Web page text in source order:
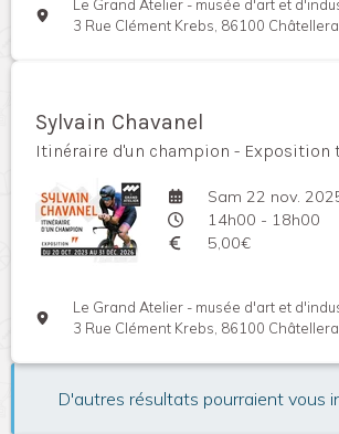
Le Grand Atelier - musée d'art et
3 Rue Clément Krebs, 86100
Sylvain Chavanel
Itinéraire d'un champion - Exposition
Sam 22 nov.
14h00 - 18h00
5,00€
Le Grand Atelier - musée d'art et
3 Rue Clément Krebs, 86100
D'autres résultats pourraient vous